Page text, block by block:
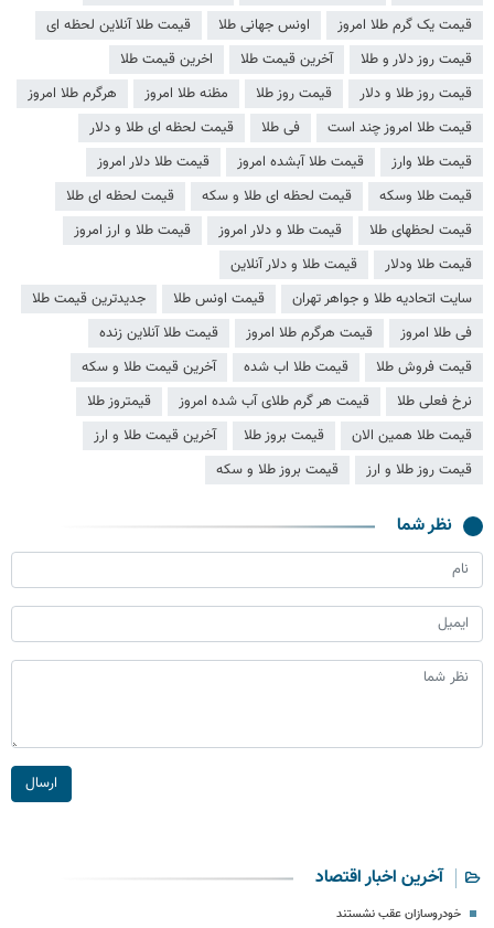
قیمت یک گرم طلا امروز
اونس جهانی طلا
قیمت طلا آنلاین لحظه ای
قیمت روز دلار و طلا
آخرین قیمت طلا
اخرین قیمت طلا
قیمت روز طلا و دلار
قیمت روز طلا مظنه طلا امروز
هرگرم طلا امروز
قیمت طلا امروز چند است
فی طلا
قیمت لحظه ای طلا و دلار
قیمت طلا وارز
قیمت طلا آبشده امروز
قیمت طلا دلار امروز
قیمت طلا وسکه
قیمت لحظه ای طلا و سکه
قیمت لحظه ای طلا
قیمت لحظهای طلا
قیمت طلا و دلار امروز
قیمت طلا و ارز امروز
قیمت طلا ودلار
قیمت طلا و دلار آنلاین
سایت اتحادیه طلا و جواهر تهران
قیمت اونس طلا
جدیدترین قیمت طلا
فی طلا امروز
قیمت هرگرم طلا امروز
قیمت طلا آنلاین زنده
قیمت فروش طلا
قیمت طلا اب شده
آخرین قیمت طلا و سکه
نرخ فعلی طلا
قیمت هر گرم طلای آب شده امروز
قیمتروز طلا
قیمت طلا همین الان
قیمت بروز طلا
آخرین قیمت طلا و ارز
قیمت روز طلا و ارز
قیمت بروز طلا و سکه
نظر شما
ارسال
آخرین اخبار اقتصاد
خودروسازان عقب نشستند